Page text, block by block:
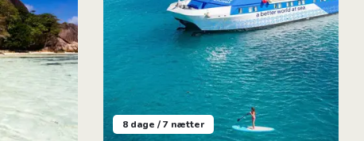
8 dage / 7 nætter